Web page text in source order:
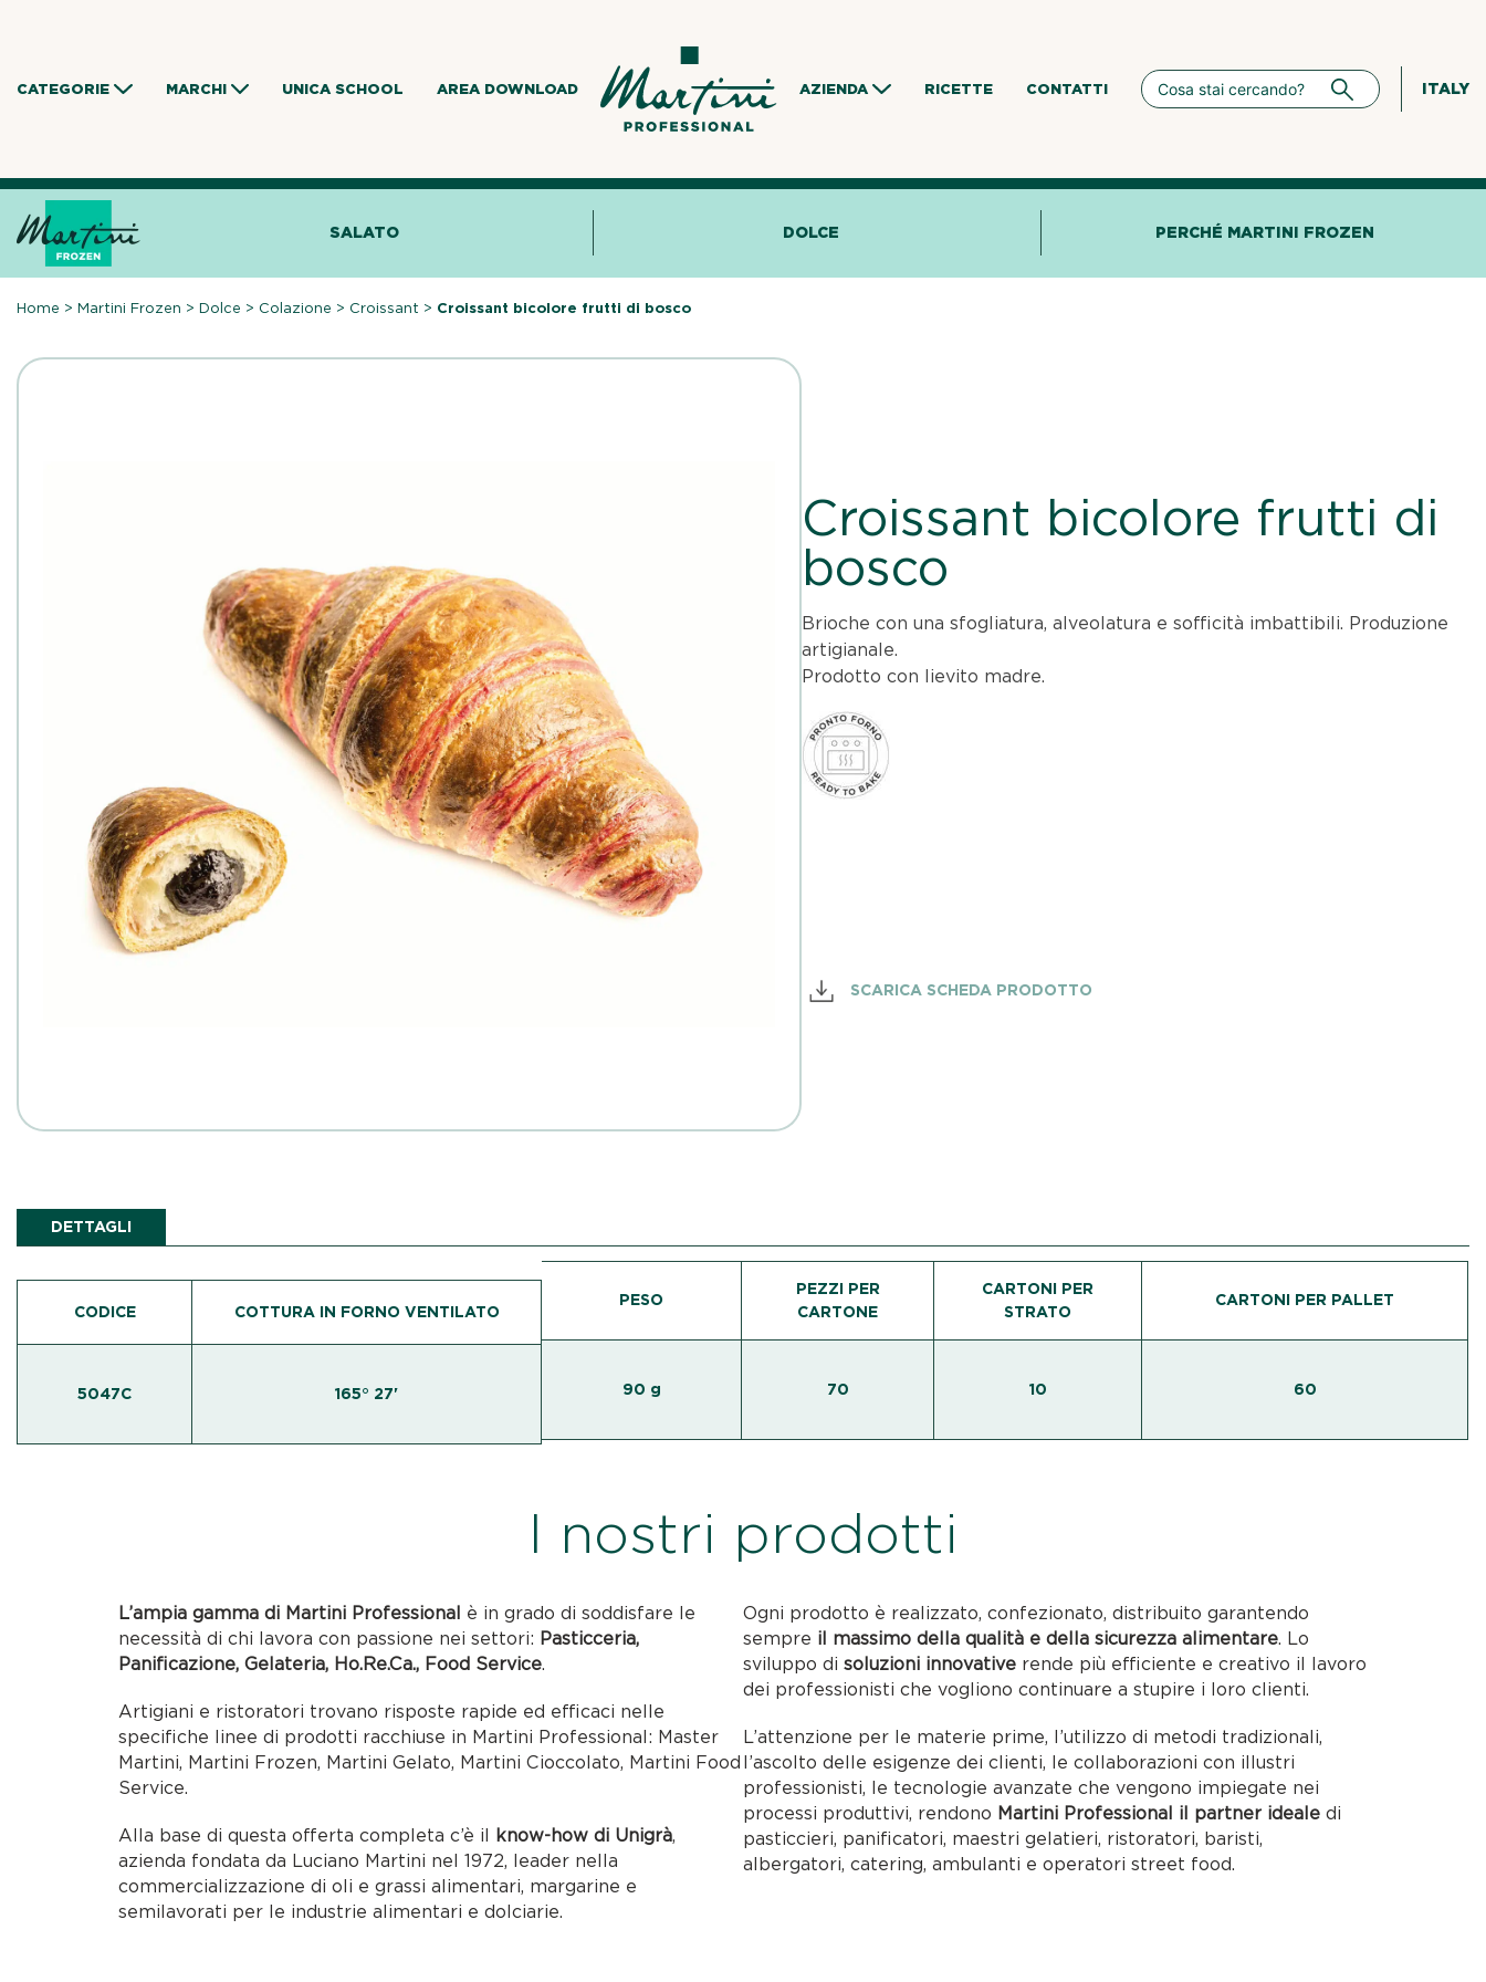
CATEGORIE MARCHI UNICA SCHOOL AREA DOWNLOAD AZIENDA RICETTE CONTATTI ITALY
SALATO DOLCE PERCHÉ MARTINI FROZEN
Home >Martini Frozen >Dolce > Colazione > Croissant > Croissant bicolore frutti di bosco
Croissant bicolore frutti di
bosco
Brioche con una sfogliatura, alveolatura e sofficità imbattibili. Produzione
artigianale.
Prodotto con lievito madre.
SCARICA SCHEDA PRODOTTO
DETTAGLI
CODICE COTTURA IN FORNO VENTILATO
5047C 165° 27'
PESO
PEZZI PER
CARTONE
CARTONI PER
STRATO
CARTONI PER PALLET
90 g 70 10 60
I nostri prodotti
L’ampia gamma di Martini Professional è in grado di soddisfare le
necessità di chi lavora con passione nei settori: Pasticceria,
Panificazione, Gelateria, Ho.Re.Ca., Food Service.
Artigiani e ristoratori trovano risposte rapide ed efficaci nelle
specifiche linee di prodotti racchiuse in Martini Professional: Master
Martini, Martini Frozen, Martini Gelato, Martini Cioccolato, Martini Food
Service.
Alla base di questa offerta completa c’è il know-how di Unigrà,
azienda fondata da Luciano Martini nel 1972, leader nella
commercializzazione di oli e grassi alimentari, margarine e
semilavorati per le industrie alimentari e dolciarie.
Ogni prodotto è realizzato, confezionato, distribuito garantendo
sempre il massimo della qualità e della sicurezza alimentare. Lo
sviluppo di soluzioni innovative rende più efficiente e creativo il lavoro
dei professionisti che vogliono continuare a stupire i loro clienti.
L’attenzione per le materie prime, l’utilizzo di metodi tradizionali,
l’ascolto delle esigenze dei clienti, le collaborazioni con illustri
professionisti, le tecnologie avanzate che vengono impiegate nei
processi produttivi, rendono Martini Professional il partner ideale di
pasticcieri, panificatori, maestri gelatieri, ristoratori, baristi,
albergatori, catering, ambulanti e operatori street food.